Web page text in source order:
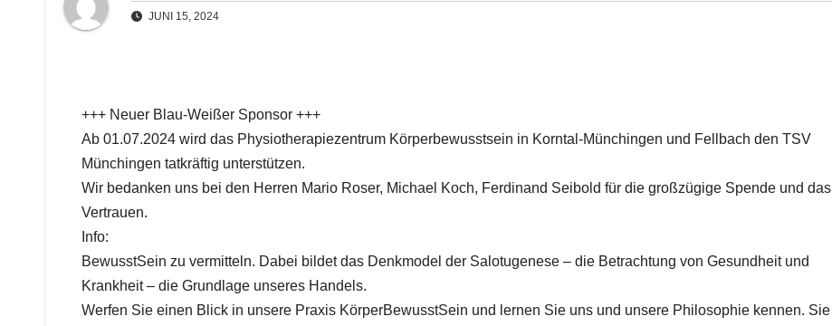
JUNI 15, 2024
+++ Neuer Blau-Weißer Sponsor +++
Ab 01.07.2024 wird das Physiotherapiezentrum Körperbewusstsein in Korntal-Münchingen und Fellbach den TSV
Münchingen tatkräftig unterstützen.
Wir bedanken uns bei den Herren Mario Roser, Michael Koch, Ferdinand Seibold für die großzügige Spende und das
Vertrauen.
Info:
BewusstSein zu vermitteln. Dabei bildet das Denkmodel der Salotugenese – die Betrachtung von Gesundheit und
Krankheit – die Grundlage unseres Handels.
Werfen Sie einen Blick in unsere Praxis KörperBewusstSein und lernen Sie uns und unsere Philosophie kennen. Sie